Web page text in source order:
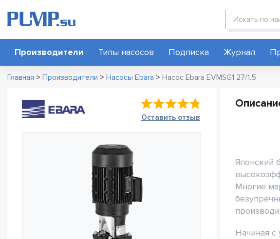
Поиск по
Производители Типы насосов Подписка Журнал
Главная > Производители > Насосы Ebara > Насос Ebara EVMSG1 27/1.5
Оставить отзыв
Японский
Многие
Начиная с